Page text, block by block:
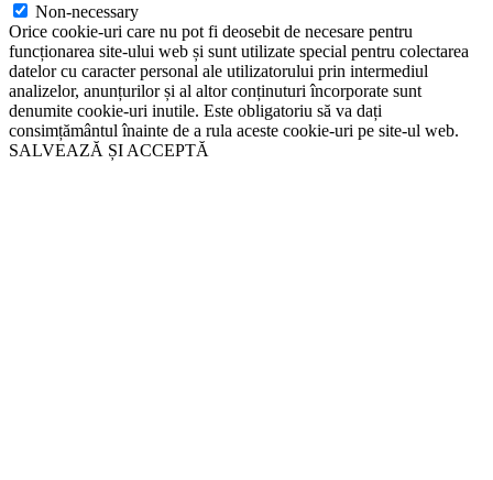
Non-necessary
Orice cookie-uri care nu pot fi deosebit de necesare pentru
funcționarea site-ului web și sunt utilizate special pentru colectarea
datelor cu caracter personal ale utilizatorului prin intermediul
analizelor, anunțurilor și al altor conținuturi încorporate sunt
denumite cookie-uri inutile. Este obligatoriu să va dați
consimțământul înainte de a rula aceste cookie-uri pe site-ul web.
SALVEAZĂ ȘI ACCEPTĂ